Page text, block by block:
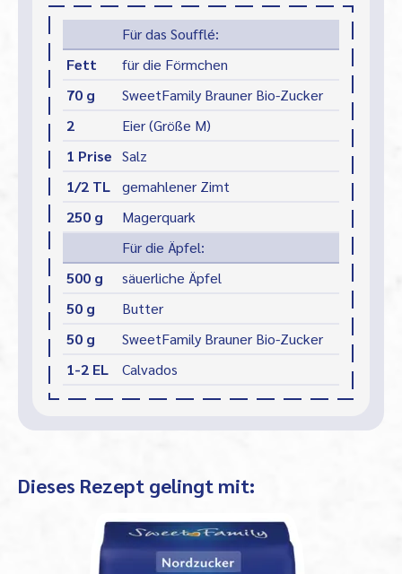
Für das Soufflé:
Fett
für die Förmchen
70 g
SweetFamily Brauner Bio-Zucker
2
Eier (Größe M)
1 Prise Salz
1/2 TL
gemahlener Zimt
250 g
Magerquark
Für die Äpfel:
500 g
säuerliche Äpfel
50 g
Butter
50 g
SweetFamily Brauner Bio-Zucker
1-2 EL
Calvados
Dieses Rezept gelingt mit: